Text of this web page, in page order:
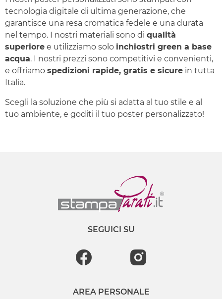
tecnologia digitale di ultima generazione, che
garantisce una resa cromatica fedele e una durata
nel tempo. I nostri materiali sono di qualità
superiore e utilizziamo solo inchiostri green a base
acqua. I nostri prezzi sono competitivi e convenienti,
e offriamo spedizioni rapide, gratis e sicure in tutta
Italia.
Scegli la soluzione che più si adatta al tuo stile e al
tuo ambiente, e goditi il tuo poster personalizzato!
SEGUICI SU
AREA PERSONALE